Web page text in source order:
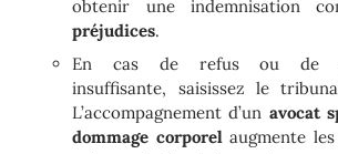
obtenir une indemnisation
préjudices.
En cas de refus ou de
insuffisante, saisissez le
L’accompagnement d’un avocat
dommage corporelaugmente les